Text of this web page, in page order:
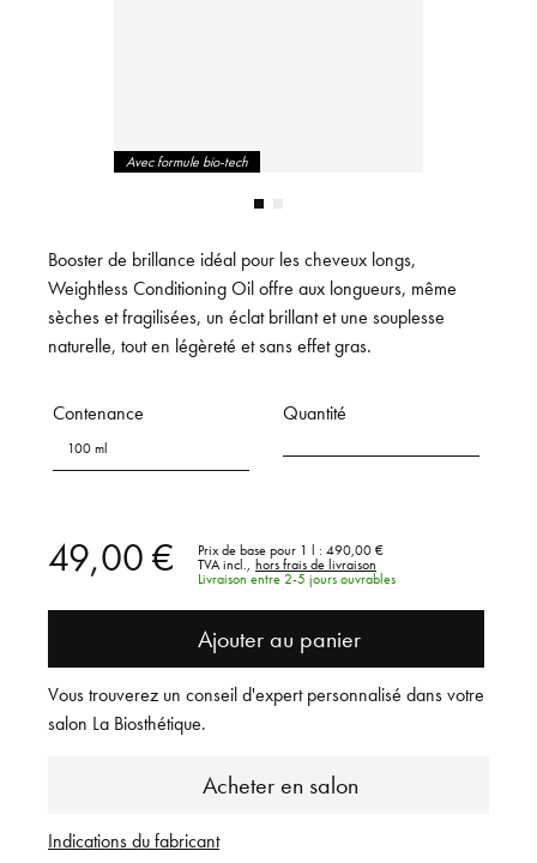
Avec formule bio-tech
Booster de brillance idéal pour les cheveux longs,
Weightless Conditioning Oil offre aux longueurs, même
sèches et fragilisées, un éclat brillant et une souplesse
naturelle, tout en légèreté et sans effet gras.
Contenance
100 ml
Quantité
49,00 € Prix de base pour 1 l : 490,00 €
TVA incl.,
hors frais de livraison
Livraison entre 2-5 jours ouvrables
Ajouter au panier
Acheter en salon
Vous trouverez un conseil d'expert personnalisé dans votre
salon La Biosthétique.
Indications du fabricant